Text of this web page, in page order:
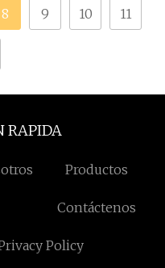
8 9 10 11
RAPIDA
Productos
Contáctenos
Policy